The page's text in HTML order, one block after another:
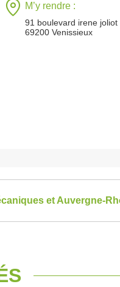
M’y rendre :
91 boulevard irene joliot
69200 Venissieux
et Auvergne-